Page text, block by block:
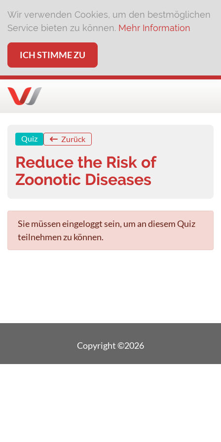
Wir verwenden Cookies, um den bestmöglichen
Service bieten zu können. Mehr Information
ICH STIMME ZU
Quiz Zurück
Reduce the Risk of
Zoonotic Diseases
Sie müssen eingeloggt sein, um an diesem Quiz
teilnehmen zu können.
Copyright ©2026